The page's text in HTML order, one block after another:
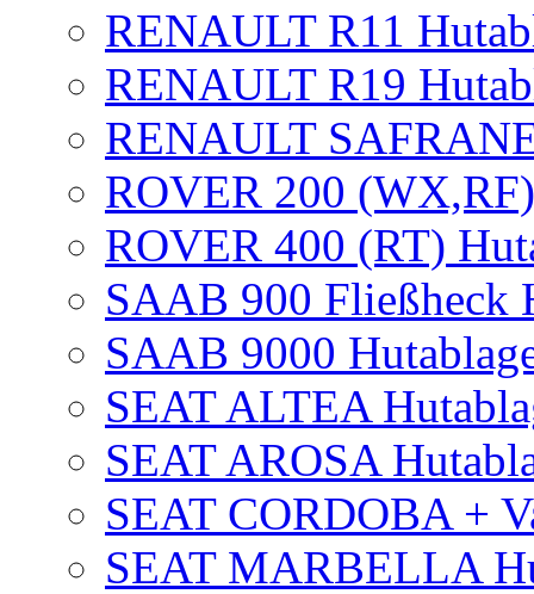
RENAULT R11
RENAULT R19
RENAULT
ROVER 200
ROVER 400 (RT)
SAAB 900 Fließheck
SAAB 9000
SEAT ALTEA
SEAT AROSA
SEAT CORDOBA +
SEAT MARBELLA